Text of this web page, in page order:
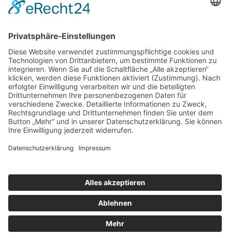
Navigation überspringen
Bibliothek/Archiv
Musikalien-Leihmaterial
Publikationen
Links
Aktuelles
06.02.25
Neuer Telemann-Konferenzbericht erschienen
11.12.24
Prof. Dr. Wolfgang Hirschmann erhält den Georg-Philipp-
Telemann-Preis 2025
23.04.24
Telemann-Zentrum zu Gast in Brüssel
Veranstaltungen
Aktuell sind keine Termine vorhanden.
Highlights
Aktuell sind keine Termine vorhanden.